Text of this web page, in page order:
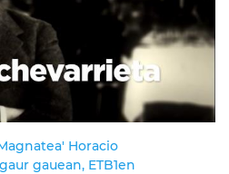
Horacio
gauean, ETB1en